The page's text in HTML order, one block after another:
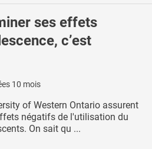
ses effets
c’est
10 mois
of Western Ontario assurent
négatifs de l'utilisation du
On sait qu ...